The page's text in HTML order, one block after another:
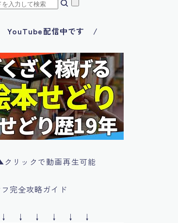
配信中です /
リックで動画再生可能
完全攻略ガイド
↓ ↓ ↓ ↓ ↓ ↓